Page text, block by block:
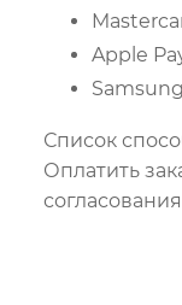
Apple
Список
Оплатить